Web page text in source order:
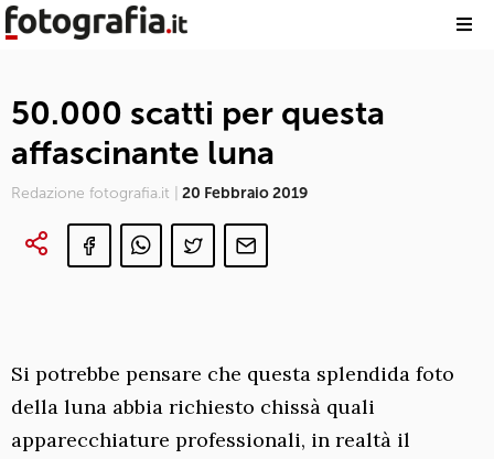
50.000 scatti per questa
affascinante luna
Redazione fotografia.it | 20 Febbraio 2019
Si potrebbe pensare che questa splendida foto
della luna abbia richiesto chissà quali
apparecchiature professionali, in realtà il